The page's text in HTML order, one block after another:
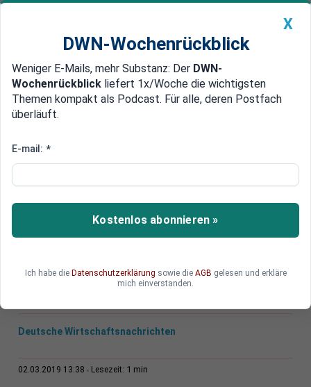
Newsticker MEIN DWN: Geldanlage Premium
Edelmetalle DWN-Magazin China
Lieber Moskau als Lissabon
Venezuela verlegt Sitz seiner
Ölgesellschaft von Portugal
nach Russland
Venezuela verlegt den europäischen Sitz seiner
nach Moskau.
Deutsche Wirtschaftsnachrichten
02.03.2019 13:38 Lesezeit: 1 min
X
DWN-Wochenrückblick
Weniger E-Mails, mehr Substanz: Der DWN-
Wochenrückblick liefert 1x/Woche die wichtigsten
Themen kompakt als Podcast. Für alle, deren Postfach
überläuft.
E-mail: *
Kostenlos abonnieren »
Ich habe die Datenschutzerklärung sowie die AGB gelesen und erkläre
mich einverstanden.